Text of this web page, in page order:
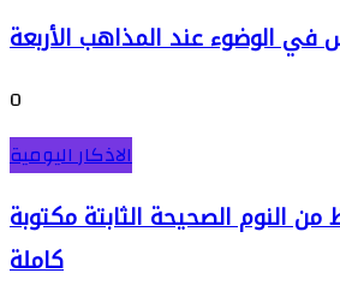
في الوضوء عند المذاهب الأربعة
0
الاذكار اليومية
من النوم الصحيحة الثابتة مكتوبة
كاملة